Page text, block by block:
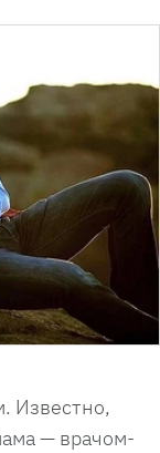
Известно,
— врачом-